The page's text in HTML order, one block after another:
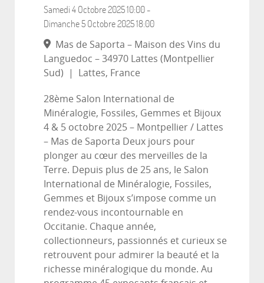
Samedi 4 Octobre 202510:00 -
Dimanche 5 Octobre 202518:00
Mas de Saporta – Maison des Vins du
Languedoc – 34970 Lattes (Montpellier
Sud)
| Lattes, France
28ème Salon International de
Minéralogie, Fossiles, Gemmes et Bijoux
4 & 5 octobre 2025 – Montpellier / Lattes
– Mas de Saporta Deux jours pour
plonger au cœur des merveilles de la
Terre. Depuis plus de 25 ans, le Salon
International de Minéralogie, Fossiles,
Gemmes et Bijoux s’impose comme un
rendez-vous incontournable en
Occitanie. Chaque année,
collectionneurs, passionnés et curieux se
retrouvent pour admirer la beauté et la
richesse minéralogique du monde. Au